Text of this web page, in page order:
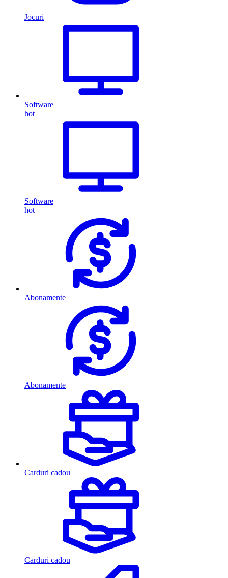
Jocuri
Software
hot
Software
hot
Abonamente
Abonamente
Carduri cadou
Carduri cadou